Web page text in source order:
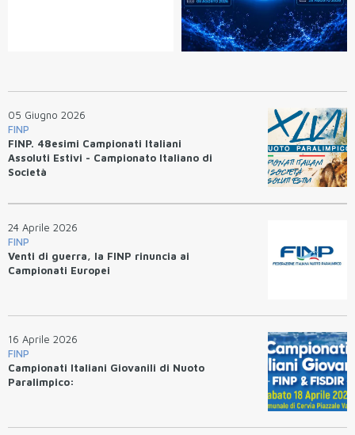
05 Giugno 2026
FINP
FINP. 48esimi Campionati Italiani
Assoluti Estivi - Campionato Italiano di
Società
24 Aprile 2026
FINP
Venti di guerra, la FINP rinuncia ai
Campionati Europei
16 Aprile 2026
FINP
Campionati Italiani Giovanili di Nuoto
Paralimpico: